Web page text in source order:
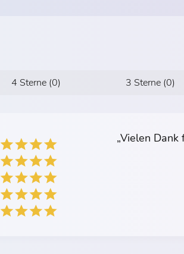
4 Sterne (0) 3 Sterne (0)
„Vielen